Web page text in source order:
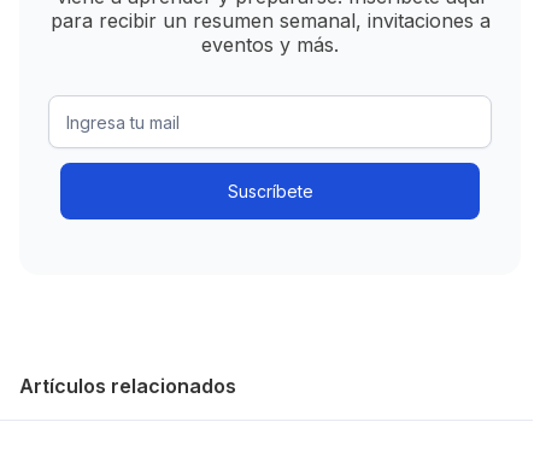
para recibir un resumen semanal, invitaciones a
eventos y más.
Artículos relacionados